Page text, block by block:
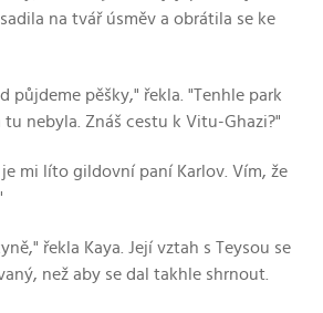
na tvář úsměv a obrátila se ke
půjdeme pěšky," řekla. "Tenhle park
tu nebyla. Znáš cestu k Vitu-Ghazi?"
mi líto gildovní paní Karlov. Vím, že
řekla Kaya. Její vztah s Teysou se
než aby se dal takhle shrnout.